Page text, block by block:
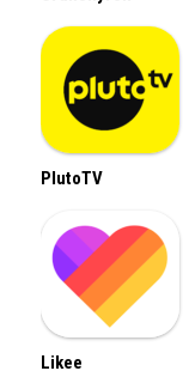
PlutoTV
Likee